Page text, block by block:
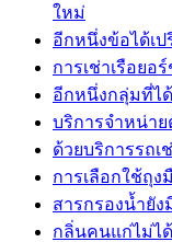
ใหม่
อีกหนึ่งข้อได้เ
การเช่าเรือยอ
อีกหนึ่งกลุ่มที่ไ
บริการจำหน่าย
ด้วยบริการรถ
การเลือกใช้ถุ
สารกรองน้ำยั
กลิ่นคนแก่ไม่ไ